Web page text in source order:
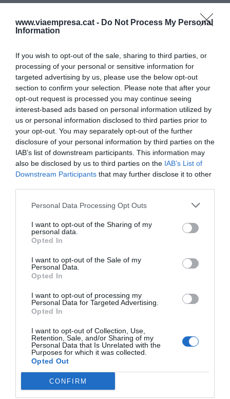
www.viaempresa.cat - Do Not Process My Personal
Information
If you wish to opt-out of the sale, sharing to third parties, or
processing of your personal or sensitive information for
targeted advertising by us, please use the below opt-out
section to confirm your selection. Please note that after your
opt-out request is processed you may continue seeing
interest-based ads based on personal information utilized by
us or personal information disclosed to third parties prior to
your opt-out. You may separately opt-out of the further
disclosure of your personal information by third parties on the
IAB’s list of downstream participants. This information may
also be disclosed by us to third parties on the IAB’s List of
Downstream Participants that may further disclose it to other
Personal Data Processing Opt Outs
I want to opt-out of the Sharing of my
personal data.
Opted In
I want to opt-out of the Sale of my
Personal Data.
Opted In
I want to opt-out of processing my
Personal Data for Targeted Advertising.
Opted In
I want to opt-out of Collection, Use,
Retention, Sale, and/or Sharing of my
Personal Data that Is Unrelated with the
Purposes for which it was collected.
Opted Out
CONFIRM
habría ocultado” los pagos ahora cuestionados.
La Fiscalía de Delitos
Económicos de Barcelona
cifra en unos 13 millones de
euros el perjuicio que
Bartomeu y su junta habría
causado al club
En concreto, la fiscal detalla tres supuestas
Bartomeu, presidente del Barça, desde el 24 de
enero de 2014 al 20 de octubre de 2020. Precisa
dos sistemas vigentes en el club azulgrana: hasta
contratos firmados por el club que excedieran los
200.000 euros los tenía que aprobar la junta
directiva. Y después de esta fecha se acordó
crear el comité de adjudicaciones y aprobaciones,
operaciones mercantiles del Club por un importe
comprendido entre los 200.000 euros. Estas
medidas de control no fueron cumplidas por el
entonces presidente del Barça y su junta, según
la fiscal.